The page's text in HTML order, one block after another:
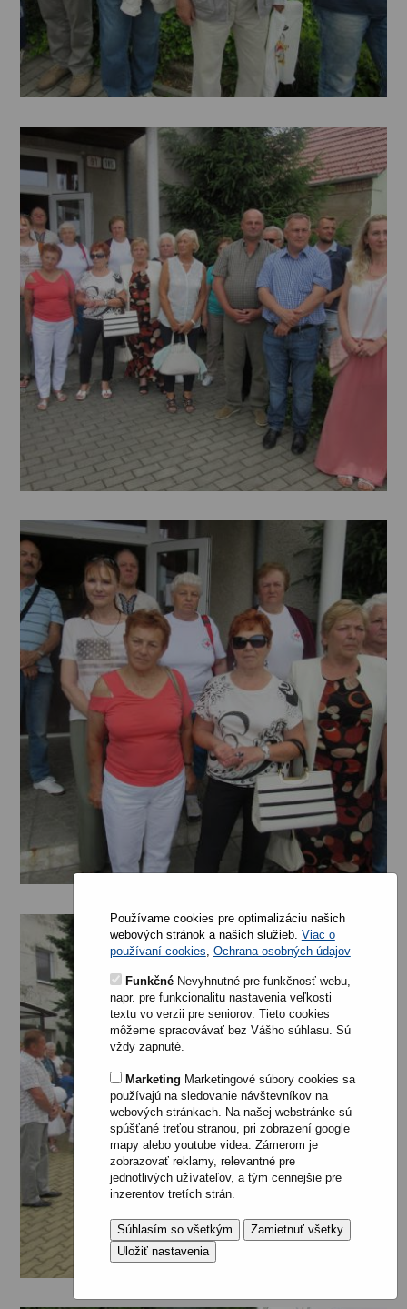
Používame cookies pre optimalizáciu našich
webových stránok a našich služieb. Viac o
používaní cookies Ochrana osobných údajov
FunkčnéNevyhnutné pre funkčnosť webu,
napr. pre funkcionalitu nastavenia veľkosti
textu vo verzii pre seniorov. Tieto cookies
môžeme spracovávať bez Vášho súhlasu. Sú
vždy zapnuté.
Marketing Marketingové súbory cookies sa
používajú na sledovanie návštevníkov na
webových stránkach. Na našej webstránke sú
spúšťané treťou stranou, pri zobrazení google
mapy alebo youtube videa. Zámerom je
zobrazovať reklamy, relevantné pre
jednotlivých užívateľov, a tým cennejšie pre
inzerentov tretích strán.